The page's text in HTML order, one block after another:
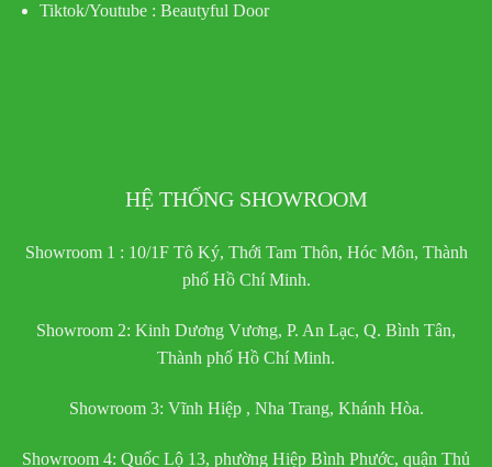
Tiktok/Youtube : Beautyful Door
HỆ THỐNG SHOWROOM
Showroom 1 : 10/1F Tô Ký, Thới Tam Thôn, Hóc Môn, Thành
phố Hồ Chí Minh.
Showroom 2: Kinh Dương Vương, P. An Lạc, Q. Bình Tân,
Thành phố Hồ Chí Minh.
Showroom 3: Vĩnh Hiệp , Nha Trang, Khánh Hòa.
Showroom 4: Quốc Lộ 13, phường Hiệp Bình Phước, quận Thủ